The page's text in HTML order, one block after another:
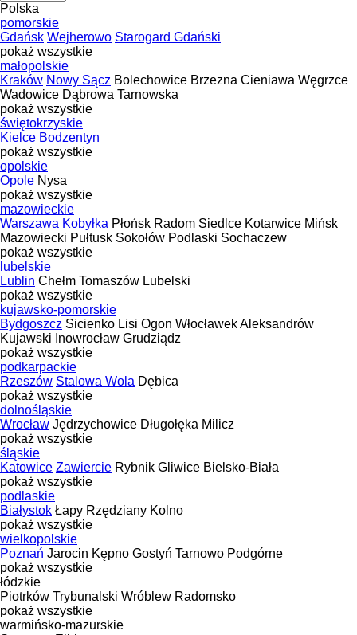
Polska
pomorskie
Gdańsk Wejherowo Starogard Gdański
pokaż wszystkie
małopolskie
Kraków Nowy Sącz Bolechowice Brzezna Cieniawa Węgrzce
Wadowice Dąbrowa Tarnowska
pokaż wszystkie
świętokrzyskie
Kielce Bodzentyn
pokaż wszystkie
opolskie
Opole Nysa
pokaż wszystkie
mazowieckie
Warszawa Kobyłka Płońsk Radom Siedlce Kotarwice Mińsk
Mazowiecki Pułtusk Sokołów Podlaski Sochaczew
pokaż wszystkie
lubelskie
Lublin Chełm Tomaszów Lubelski
pokaż wszystkie
kujawsko-pomorskie
Bydgoszcz Sicienko Lisi Ogon WłocławekAleksandrów
Kujawski Inowrocław Grudziądz
pokaż wszystkie
podkarpackie
Rzeszów Stalowa Wola Dębica
pokaż wszystkie
dolnośląskie
Wrocław Jędrzychowice Długołęka Milicz
pokaż wszystkie
śląskie
Katowice Zawiercie Rybnik Gliwice Bielsko-Biała
pokaż wszystkie
podlaskie
Białystok Łapy Rzędziany Kolno
pokaż wszystkie
wielkopolskie
Poznań Jarocin Kępno Gostyń Tarnowo Podgórne
pokaż wszystkie
łódzkie
Piotrków Trybunalski Wróblew Radomsko
pokaż wszystkie
warmińsko-mazurskie